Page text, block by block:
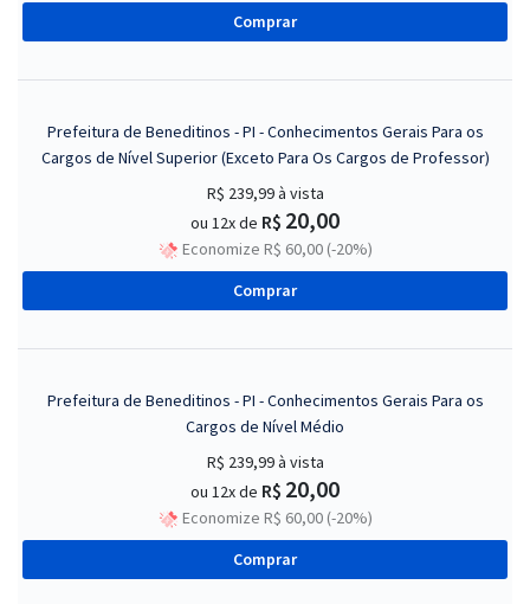
Comprar
Prefeitura de Beneditinos - PI - Conhecimentos Gerais Para os
Cargos de Nível Superior (Exceto Para Os Cargos de Professor)
R$ 239,99à vista
ou 12x de R$ 20,00
Economize R$ 60,00 (-20%)
Comprar
Prefeitura de Beneditinos - PI - Conhecimentos Gerais Para os
Cargos de Nível Médio
R$ 239,99à vista
ou 12x de R$ 20,00
Economize R$ 60,00 (-20%)
Comprar